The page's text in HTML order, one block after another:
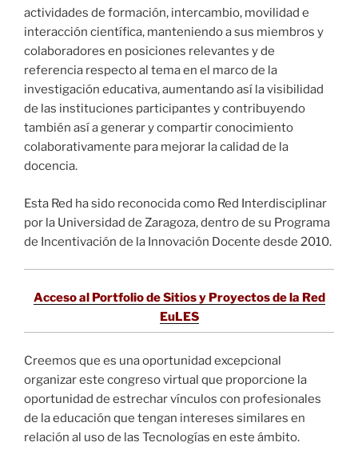
actividades de formación, intercambio, movilidad e
interacción científica, manteniendo a sus miembros y
colaboradores en posiciones relevantes y de
referencia respecto al tema en el marco de la
investigación educativa, aumentando así la visibilidad
de las instituciones participantes y contribuyendo
también así a generar y compartir conocimiento
colaborativamente para mejorar la calidad de la
docencia.
Esta Red ha sido reconocida como Red Interdisciplinar
por la Universidad de Zaragoza, dentro de su Programa
de Incentivación de la Innovación Docente desde 2010.
Acceso al Portfolio de Sitios y Proyectos de la Red
EuLES
Creemos que es una oportunidad excepcional
organizar este congreso virtual que proporcione la
oportunidad de estrechar vínculos con profesionales
de la educación que tengan intereses similares en
relación al uso de las Tecnologías en este ámbito.